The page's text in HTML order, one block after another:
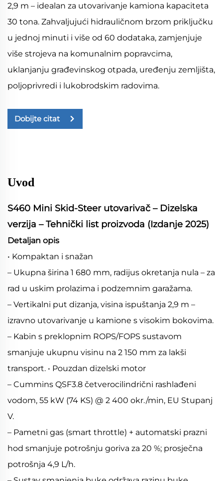
2,9 m – idealan za utovarivanje kamiona kapaciteta
30 tona. Zahvaljujući hidrauličnom brzom priključku
u jednoj minuti i više od 60 dodataka, zamjenjuje
više strojeva na komunalnim popravcima,
uklanjanju građevinskog otpada, uređenju zemljišta,
poljoprivredi i lukobrodskim radovima.
Dobijte citat
Uvod
S460 Mini Skid-Steer utovarivač – Dizelska
verzija – Tehnički list proizvoda (Izdanje 2025)
Detaljan opis
• Kompaktan i snažan
– Ukupna širina 1 680 mm, radijus okretanja nula – za
rad u uskim prolazima i podzemnim garažama.
– Vertikalni put dizanja, visina ispuštanja 2,9 m –
izravno utovarivanje u kamione s visokim bokovima.
– Kabin s preklopnim ROPS/FOPS sustavom
smanjuje ukupnu visinu na 2 150 mm za lakši
transport. • Pouzdan dizelski motor
– Cummins QSF3.8 četverocilindrični rashlađeni
vodom, 55 kW (74 KS) @ 2 400 okr./min, EU Stupanj
V.
– Pametni gas (smart throttle) + automatski prazni
hod smanjuje potrošnju goriva za 20 %; prosječna
potrošnja 4,9 L/h.